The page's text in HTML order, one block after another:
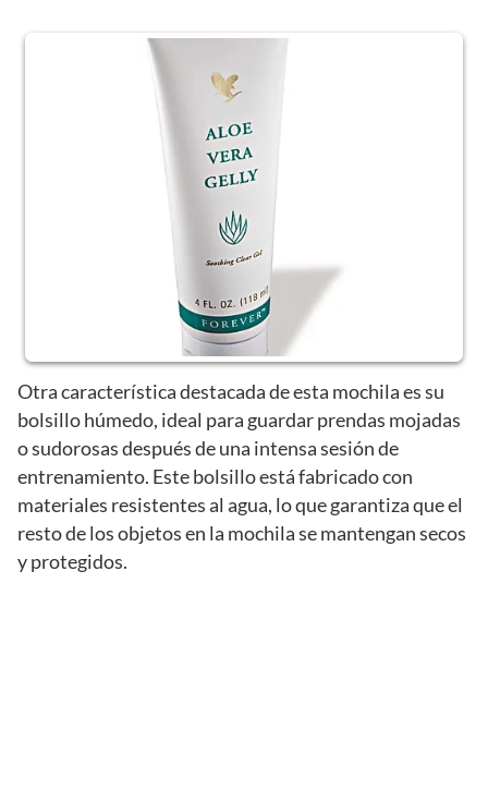
Otra característica destacada de esta mochila es su
bolsillo húmedo, ideal para guardar prendas mojadas
o sudorosas después de una intensa sesión de
entrenamiento. Este bolsillo está fabricado con
materiales resistentes al agua, lo que garantiza que el
resto de los objetos en la mochila se mantengan secos
y protegidos.